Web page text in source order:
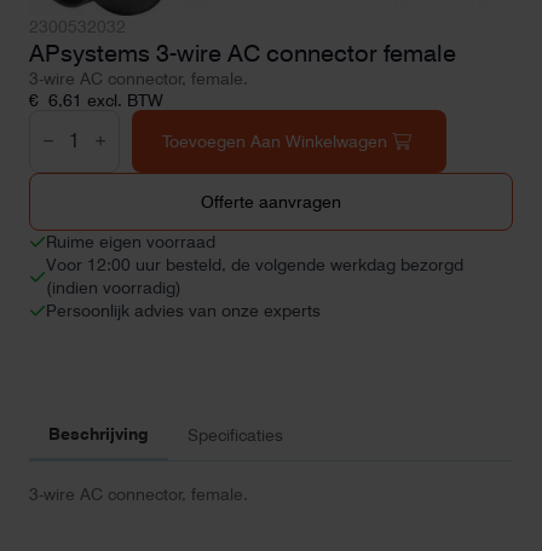
APsystems 3-wire AC connector female
3-wire AC connector, female.
€ 6,61 excl. BTW
3-
AC
aantal
Toevoegen Aan Winkelwagen
Offerte aanvragen
Ruime eigen voorraad
Voor 12:00 uur besteld, de volgende werkdag bezorgd
(indien voorradig)
Persoonlijk advies van onze experts
Beschrijving Specificaties
3-wire AC connector, female.